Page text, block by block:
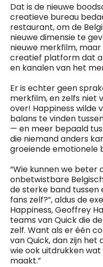
Dat is de nieuwe
creatieve bureau
restaurant, om de
nieuwe dimensie te
nieuwe merkfilm,
creatief platform dat
en kanalen van het
Er is echter geen
merkfilm, en zelfs niet
over! Happiness wilde
balans te vinden
— en meer bepaald
die niemand anders
groeiende emotionele
“Wie kunnen we
onbetwistbare
de sterke band tussen
fans zelf?”, aldus de
Happiness, Geoffrey
teams van Quick die
zelf. Want als er één
van Quick, dan zijn het
wie ook uitdrukken
maakt.”